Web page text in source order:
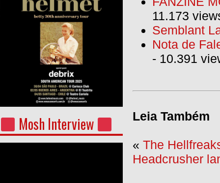
Mosh Interview
11.173
Semblant
Nota de
- 10.391
Leia Também
« The
Headcrusher